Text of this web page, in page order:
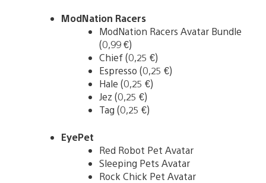
ModNation Racers
ModNation Racers Avatar Bundle
(0,99 €)
Chief (0,25 €)
Espresso (0,25 €)
Hale (0,25 €)
Jez (0,25 €)
Tag (0,25 €)
EyePet
Red Robot Pet Avatar
Sleeping Pets Avatar
Rock Chick Pet Avatar